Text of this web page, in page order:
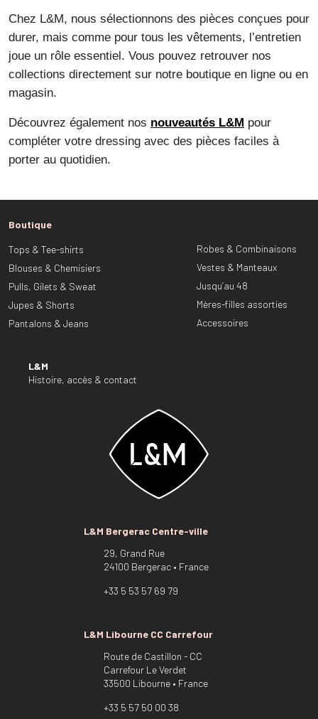
Chez L&M, nous sélectionnons des pièces conçues pour
durer, mais comme pour tous les vêtements, l’entretien
joue un rôle essentiel. Vous pouvez retrouver nos
collections directement sur notre boutique en ligne ou en
magasin.
Découvrez également nos nouveautés L&M pour
compléter votre dressing avec des pièces faciles à
porter au quotidien.
Boutique
Tops & Tee-shirts
Blouses & Chemisiers
Pulls, Gilets & Sweat
Jupes & Shorts
Pantalons & Jeans
L&M
Histoire, accès & contact
Robes & Combinaisons
Vestes & Manteaux
Jusqu’au 48
Mères-filles assorties
Accessoires
L&M Bergerac Centre-ville
29, Grand Rue
24100 Bergerac • France
+33 5 53 57 69 79
L&M Libourne CC Carrefour
Route de Castillon - CC
Carrefour Le Verdet
33500 Libourne • France
+33 5 57 50 00 38